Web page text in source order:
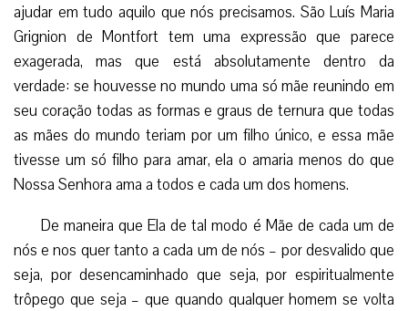
ajudar em tudo aquilo que nós precisamos. São Luís Maria
Grignion de Montfort tem uma expressão que parece
exagerada, mas que está absolutamente dentro da
verdade: se houvesse no mundo uma só mãe reunindo em
seu coração todas as formas e graus de ternura que todas
as mães do mundo teriam por um filho único, e essa mãe
tivesse um só filho para amar, ela o amaria menos do que
Nossa Senhora ama a todos e cada um dos homens.
De maneira que Ela de tal modo é Mãe de cada um de
nós e nos quer tanto a cada um de nós – por desvalido que
seja, por desencaminhado que seja, por espiritualmente
trôpego que seja – que quando qualquer homem se volta